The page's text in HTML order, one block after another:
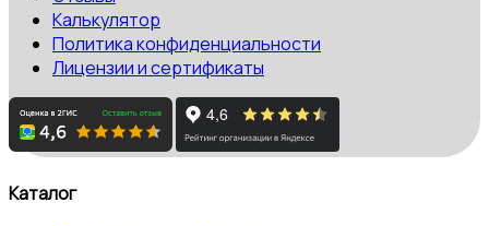
Калькулятор
Политика конфиденциальности
Лицензии и сертификаты
Каталог